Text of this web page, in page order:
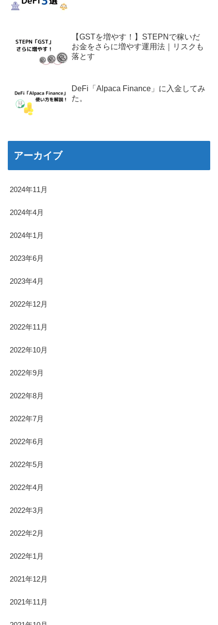
【GSTを増やす！】STEPNで稼いだ
お金をさらに増やす運用法｜リスクも
落とす
DeFi「Alpaca Finance」に入金してみ
た。
アーカイブ
2024年11月
2024年4月
2024年1月
2023年6月
2023年4月
2022年12月
2022年11月
2022年10月
2022年9月
2022年8月
2022年7月
2022年6月
2022年5月
2022年4月
2022年3月
2022年2月
2022年1月
2021年12月
2021年11月